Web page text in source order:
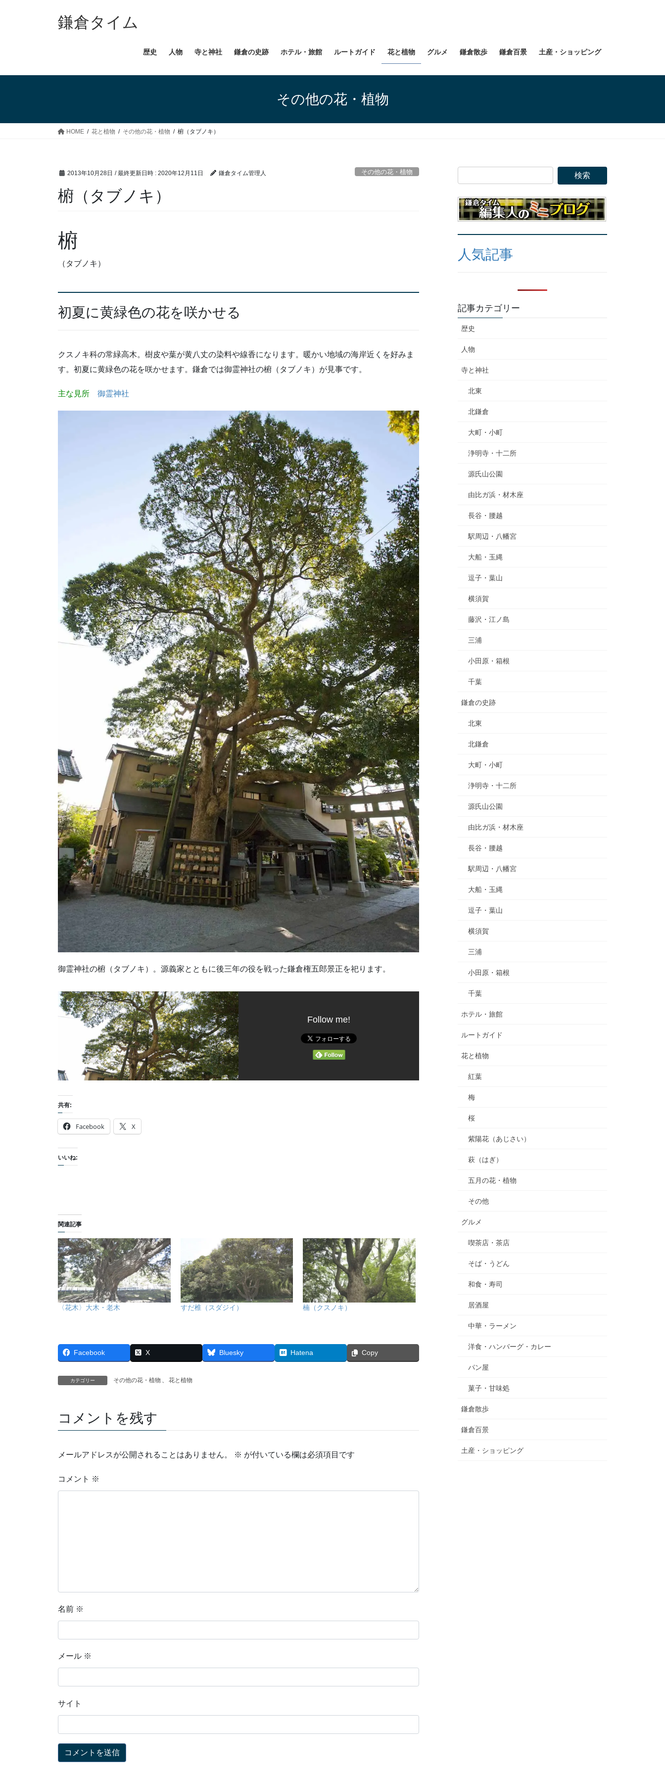
ス
ン
鎌倉タイム
歴史 人物 寺と神社 鎌倉の史跡 ホテル・旅館 ルートガイド 花と植物 グルメ 鎌倉散歩 鎌倉百景 土産・ショッピング
その他の花・植物
HOME 花と植物 その他の花・植物 椨（タブノキ）
2013年10月28日 / 最終更新日時 : 2020年12月11日 鎌倉タイム管理人 その他の花・植物
椨（タブノキ）
椨
（タブノキ）
初夏に黄緑色の花を咲かせる
クスノキ科の常緑高木。樹皮や葉が黄八丈の染料や線香になります。暖かい地域の海岸近くを好みま
す。初夏に黄緑色の花を咲かせます。鎌倉では御霊神社の椨（タブノキ）が見事です。
主な見所 御霊神社
御霊神社の椨（タブノキ）。源義家とともに後三年の役を戦った鎌倉権五郎景正を祀ります。
Follow me!
共有:
Facebook X
いいね:
関連記事
〈花木〉大木・老木 すだ椎（スダジイ） 楠（クスノキ）
Facebook X Bluesky Hatena Copy
カテゴリー その他の花・植物 、 花と植物
コメントを残す
メールアドレスが公開されることはありません。 ※ が付いている欄は必須項目です
コメント ※
名前 ※
メール ※
サイト
人気記事
記事カテゴリー
歴史
人物
寺と神社
北東
北鎌倉
大町・小町
浄明寺・十二所
源氏山公園
由比ガ浜・材木座
長谷・腰越
駅周辺・八幡宮
大船・玉縄
逗子・葉山
横須賀
藤沢・江ノ島
三浦
小田原・箱根
千葉
鎌倉の史跡
北東
北鎌倉
大町・小町
浄明寺・十二所
源氏山公園
由比ガ浜・材木座
長谷・腰越
駅周辺・八幡宮
大船・玉縄
逗子・葉山
横須賀
三浦
小田原・箱根
千葉
ホテル・旅館
ルートガイド
花と植物
紅葉
梅
桜
紫陽花（あじさい）
萩（はぎ）
五月の花・植物
その他
グルメ
喫茶店・茶店
そば・うどん
和食・寿司
居酒屋
中華・ラーメン
洋食・ハンバーグ・カレー
パン屋
菓子・甘味処
鎌倉散歩
鎌倉百景
土産・ショッピング